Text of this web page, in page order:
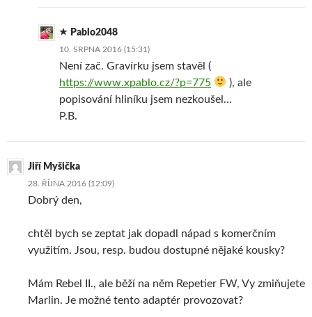
Pablo2048
10. SRPNA 2016 (15:31)
Není zač. Gravírku jsem stavěl (
https://www.xpablo.cz/?p=775
), ale
popisování hliníku jsem nezkoušel…
P.B.
Jiří Myšička
28. ŘÍJNA 2016 (12:09)
Dobrý den,
chtěl bych se zeptat jak dopadl nápad s komerčním
využitím. Jsou, resp. budou dostupné nějaké kousky?
Mám Rebel II., ale běží na něm Repetier FW, Vy zmiňujete
Marlin. Je možné tento adaptér provozovat?